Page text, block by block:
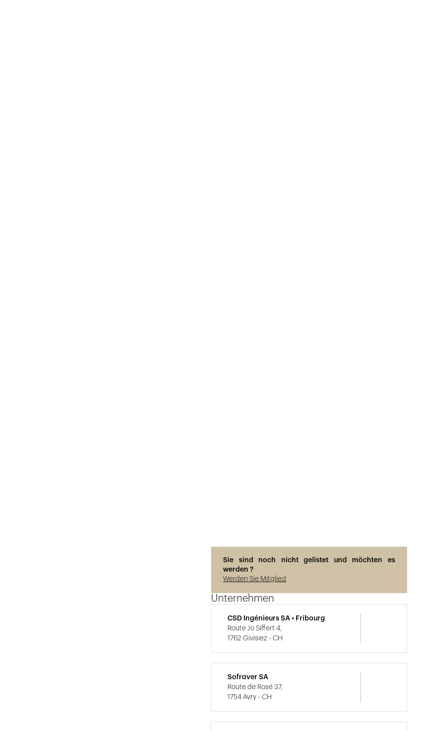
Sie sind noch nicht gelistet und möchten es
werden ?
Werden Sie Mitglied
Unternehmen
CSD Ingénieurs SA • Fribourg
Route Jo Siffert 4,
1762 Givisiez - CH
Sofraver SA
Route de Rosé 37,
1754 Avry - CH